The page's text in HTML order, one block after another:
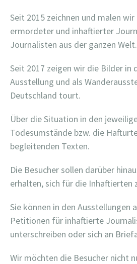
Seit 2015 zeichnen und malen
ermordeter und inhaftierter
Journalisten aus der ganzen Welt.
Seit 2017 zeigen wir die Bilder in
Ausstellung und als
Deutschland tourt.
Über die Situation in den
Todesumstände bzw. die
begleitenden Texten.
Die Besucher sollen darüber
erhalten, sich für die Inhaftierten
Sie können in den Ausstellungen
Petitionen für inhaftierte
unterschreiben oder sich an
Wir möchten die Besucher nicht